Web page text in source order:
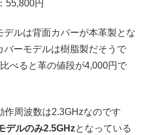
55,800円
ルは背面カバーが本革製とな
バーモデルは樹脂製だそうで
べると革の値段が4,000円で
周波数は2.3GHzなのです
デルのみ2.5GHzとなっている